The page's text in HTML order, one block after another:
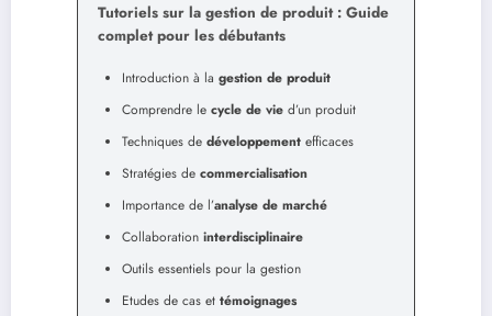
Tutoriels sur la gestion de produit : Guide
complet pour les débutants
Introduction à la gestion de produit
Comprendre le cycle de vie d’un produit
Techniques de développement efficaces
Stratégies de commercialisation
Importance de l’analyse de marché
Collaboration interdisciplinaire
Outils essentiels pour la gestion
Etudes de cas et témoignages